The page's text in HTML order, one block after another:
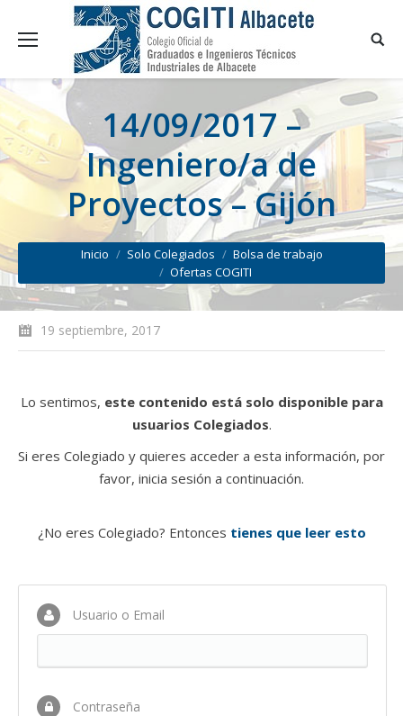
14/09/2017 –
Ingeniero/a de
Proyectos – Gijón
You are here:
Inicio Solo Colegiados
Bolsa de trabajo
Ofertas COGITI
19 septiembre, 2017
Lo sentimos, este contenido está solo disponible para
usuarios Colegiados.
Si eres Colegiado y quieres acceder a esta información, por
favor, inicia sesión a continuación.
¿No eres Colegiado? Entonces tienes que leer esto
Usuario o Email
Contraseña